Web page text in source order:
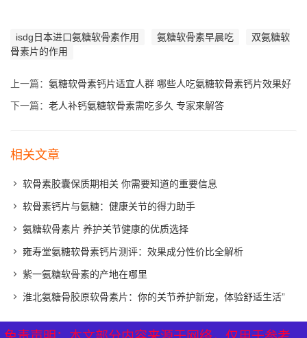
isdg日本进口氨糖软骨素作用 氨糖软骨素早晨吃
双氨糖软
骨素片的作用
上一篇： 氨糖软骨素钙片适宜人群 哪些人吃氨糖软骨素钙片效果好
下一篇： 老人补钙氨糖软骨素需吃多久 专家来解答
相关文章
软骨素胶囊保质期相关 你需要知道的重要信息
软骨素钙片与氨糖：健康关节的得力助手
氨糖软骨素片 养护关节健康的优质选择
雍寿堂氨糖软骨素钙片测评：效果成分性价比全解析
紫一氨糖软骨素的产地在哪里
淮北氨糖骨胶原软骨素片：你的关节养护新宠，体验舒适生活”